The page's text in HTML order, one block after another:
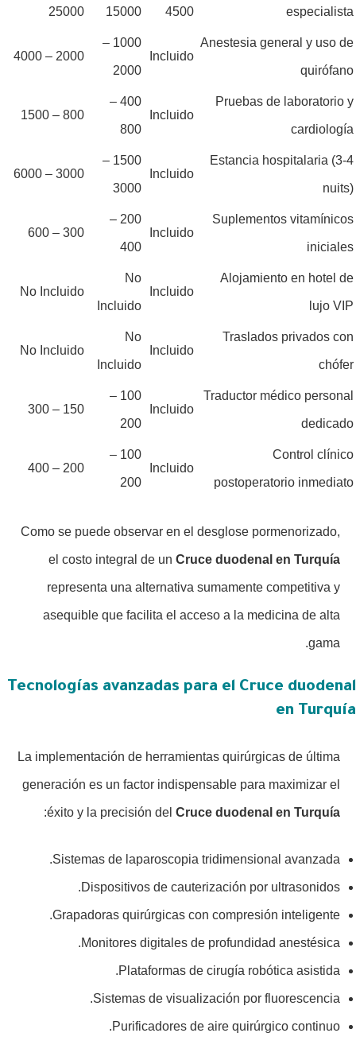
especialista
4500
15000
25000
Anestesia general y uso de
quirófano
Incluido
1000 –
2000
2000 – 4000
Pruebas de laboratorio y
cardiología
Incluido
400 –
800
800 – 1500
Estancia hospitalaria (3-4
nuits)
Incluido
1500 –
3000
3000 – 6000
Suplementos vitamínicos
iniciales
Incluido
200 –
400
300 – 600
Alojamiento en hotel de
lujo VIP
Incluido
No
Incluido
No Incluido
Traslados privados con
chófer
Incluido
No
Incluido
No Incluido
Traductor médico personal
dedicado
Incluido
100 –
200
150 – 300
Control clínico
postoperatorio inmediato
Incluido
100 –
200
200 – 400
Como se puede observar en el desglose pormenorizado,
el costo integral de un Cruce duodenal en Turquía
representa una alternativa sumamente competitiva y
asequible que facilita el acceso a la medicina de alta
gama.
Tecnologías avanzadas para el Cruce duodenal
en Turquía
La implementación de herramientas quirúrgicas de última
generación es un factor indispensable para maximizar el
éxito y la precisión del Cruce duodenal en Turquía
:
Sistemas de laparoscopia tridimensional avanzada.
Dispositivos de cauterización por ultrasonidos.
Grapadoras quirúrgicas con compresión inteligente.
Monitores digitales de profundidad anestésica.
Plataformas de cirugía robótica asistida.
Sistemas de visualización por fluorescencia.
Purificadores de aire quirúrgico continuo.